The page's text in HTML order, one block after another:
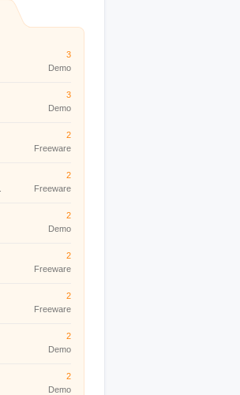
3
Demo
3
Demo
2
Freeware
2
Freeware
2
Demo
2
Freeware
2
Freeware
2
Demo
2
Demo